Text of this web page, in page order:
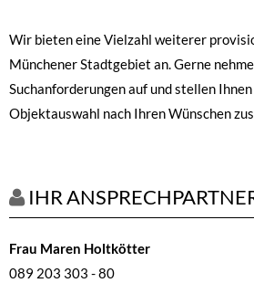
Wir bieten eine Vielzahl weiterer
Münchener Stadtgebiet an. Gerne
Suchanforderungen auf und stellen
Objektauswahl nach Ihren Wünschen
IHR
Frau Maren Holtkötter
089 203 303 - 80